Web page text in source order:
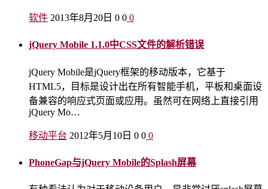
软件 2013年8月20日 0 0 0
jQuery Mobile 1.1.0中CSS文件的解析错误
jQuery Mobile是jQuery框架的移动版本，它基于
HTML5，目标是设计出在所有智能手机，平板和桌面设
备兼容的响应式页面或应用。虽然可在网络上直接引用
jQuery Mo…
移动平台 2012年5月10日 0 0 0
PhoneGap与jQuery Mobile的Splash屏幕